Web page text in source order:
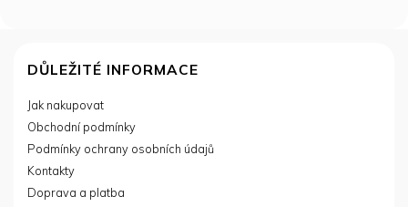
DŮLEŽITÉ INFORMACE
Jak nakupovat
Obchodní podmínky
Podmínky ochrany osobních údajů
Kontakty
Doprava a platba